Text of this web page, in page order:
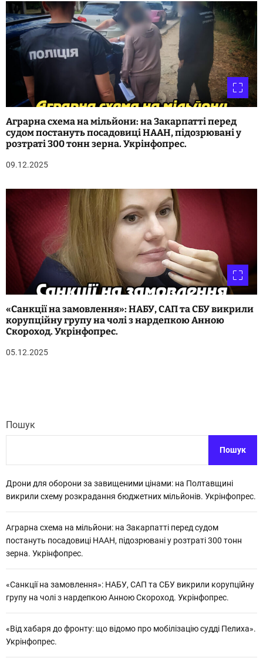
Аграрна схема на мільйони: на Закарпатті перед
судом постануть посадовиці НААН, підозрювані у
розтраті 300 тонн зерна. Укрінфопрес.
09.12.2025
«Санкції на замовлення»: НАБУ, САП та СБУ викрили
корупційну групу на чолі з нардепкою Анною
Скороход. Укрінфопрес.
05.12.2025
Пошук
Пошук
Дрони для оборони за завищеними цінами: на Полтавщині
викрили схему розкрадання бюджетних мільйонів. Укрінфопрес.
Аграрна схема на мільйони: на Закарпатті перед судом
постануть посадовиці НААН, підозрювані у розтраті 300 тонн
зерна. Укрінфопрес.
«Санкції на замовлення»: НАБУ, САП та СБУ викрили корупційну
групу на чолі з нардепкою Анною Скороход. Укрінфопрес.
«Від хабаря до фронту: що відомо про мобілізацію судді Пелиха».
Укрінфопрес.